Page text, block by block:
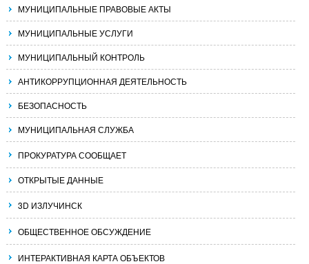
МУНИЦИПАЛЬНЫЕ ПРАВОВЫЕ АКТЫ
МУНИЦИПАЛЬНЫЕ УСЛУГИ
МУНИЦИПАЛЬНЫЙ КОНТРОЛЬ
АНТИКОРРУПЦИОННАЯ ДЕЯТЕЛЬНОСТЬ
БЕЗОПАСНОСТЬ
МУНИЦИПАЛЬНАЯ СЛУЖБА
ПРОКУРАТУРА СООБЩАЕТ
ОТКРЫТЫЕ ДАННЫЕ
3D ИЗЛУЧИНСК
ОБЩЕСТВЕННОЕ ОБСУЖДЕНИЕ
ИНТЕРАКТИВНАЯ КАРТА ОБЪЕКТОВ